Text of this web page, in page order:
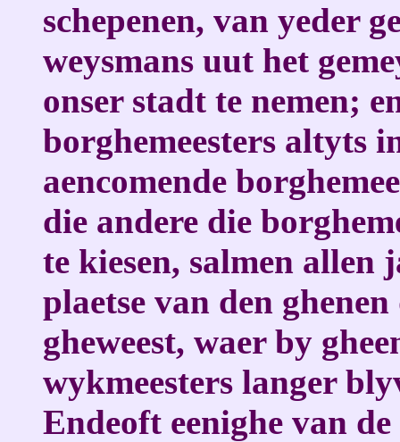
schepenen, van yeder
weysmans uut het
onser stadt te nemen;
borghemeesters altyts
aencomende
die andere die
te kiesen, salmen allen
plaetse van den
gheweest, waer by
wykmeesters langer
Endeoft eenighe van